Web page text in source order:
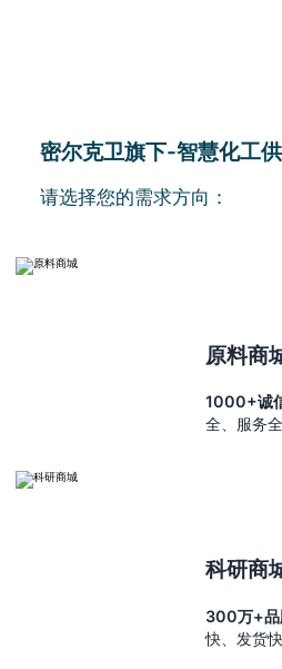
密尔克卫旗下-智慧化工
请选择您的需求方向：
原料商
1000+诚
全、服务全
科研商
300万+品
快、发货快